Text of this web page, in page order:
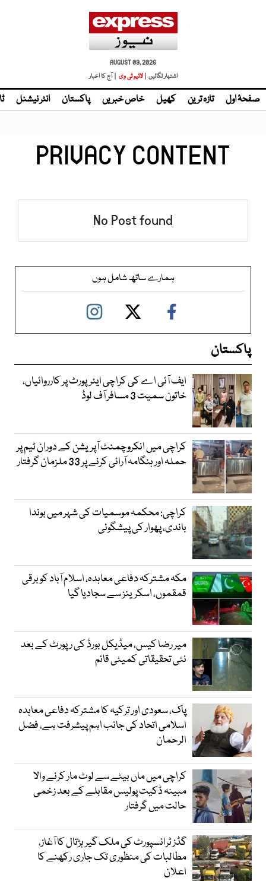
AUGUST 09, 2026
اشتہار لگائیں | لائیو ٹی وی | آج کا اخبار
صفحۂ اول تازہ ترین کھیل خاص خبریں پاکستان انٹر نیشنل
PRIVACY CONTENT
No Post found
ہمارے ساتھ شامل ہوں
پاکستان
ایف آئی اے کی کراچی ایئرپورٹ پر کارروائیاں،
خاتون سمیت 3 مسافر آف لوڈ
کراچی میں انکروچمنٹ آپریشن کے دوران ٹیم پر
حملہ اور ہنگامہ آرائی کرنے پر 33 ملزمان گرفتار
کراچی: محکمہ موسمیات کی شہر میں بوندا
باندی، پھوار کی پیشگوئی
مکہ مشترکہ دفاعی معاہدہ، اسلام آباد کو برقی
قمقموں، اسکرینز سے سجادیا گیا
میر رضا کیس، میڈیکل بورڈ کی رپورٹ کے بعد
نئی تحقیقاتی کمیٹی قائم
پاک، سعودی اور ترکیہ کا مشترکہ دفاعی معاہدہ
اسلامی اتحاد کی جانب اہم پیشرفت ہے، فضل
الرحمان
کراچی میں ماں بیٹے سے لوٹ مار کرنے والا
مبینہ ڈکیت پولیس مقابلے کے بعد زخمی
حالت میں گرفتار
گڈز ٹرانسپورٹ کی ملک گیر ہڑتال کا آغاز،
مطالبات کی منظوری تک جاری رکھنے کا
اعلان